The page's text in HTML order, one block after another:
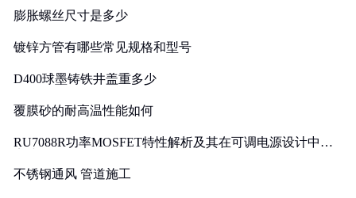
膨胀螺丝尺寸是多少
镀锌方管有哪些常见规格和型号
D400球墨铸铁井盖重多少
覆膜砂的耐高温性能如何
RU7088R功率MOSFET特性解析及其在可调电源设计中的
不锈钢通风 管道施工